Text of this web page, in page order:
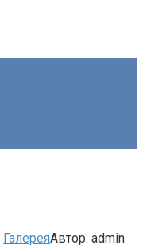
ГалереяАвтор: admin